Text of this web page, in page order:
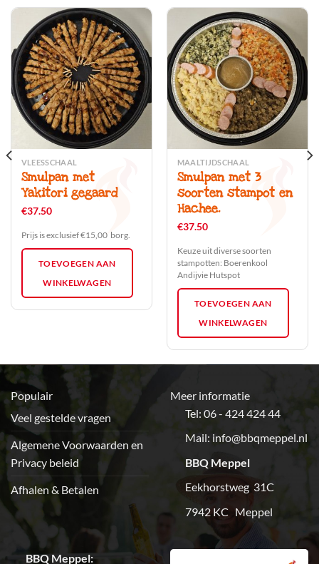
VLEESSCHAAL
Smulpan met
Yakitori gegaard
€37.50
Prijs is exclusief €15,00 borg.
TOEVOEGEN AAN
WINKELWAGEN
MAALTIJDSCHAAL
Smulpan met 3
soorten stampot en
Hachee.
€37.50
Keuze uit diverse soorten
stampotten: Boerenkool
Andijvie Hutspot
TOEVOEGEN AAN
WINKELWAGEN
Populair
Veel gestelde vragen
Algemene Voorwaarden en
Privacy beleid
Afhalen & Betalen
Meer informatie
Tel: 06 - 424 424 44
Mail: info@bbqmeppel.nl
BBQ Meppel
Eekhorstweg 31C
7942 KC Meppel
BBQ Meppel: